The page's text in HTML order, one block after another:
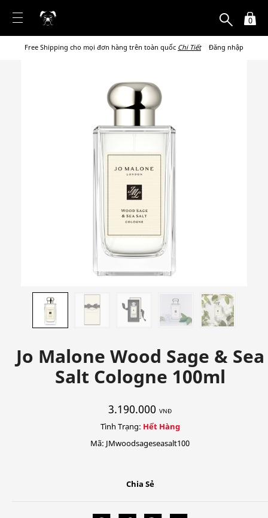
0
Free Shipping cho mọi đơn hàng trên toàn quốc Chi Tiết Đăng nhập
Jo Malone Wood Sage & Sea
Salt Cologne 100ml
3.190.000 VNĐ
Tình Trạng: Hết Hàng
Mã: JMwoodsageseasalt100
Chia Sẻ